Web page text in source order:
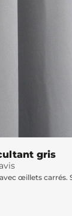
gris
œillets carrés.